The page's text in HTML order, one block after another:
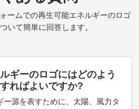
ームでの再生可能エネルギーのロゴ
いて簡単に回答します。
ギーのロゴにはどのよう
ればよいですか?
ー源を表すために、太陽、風力タ